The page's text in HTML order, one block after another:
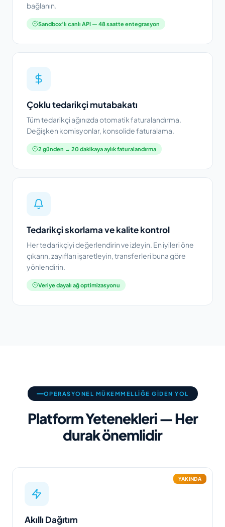
bağlanın.
Sandbox’lı canlı API — 48 saatte entegrasyon
Çoklu tedarikçi mutabakatı
Tüm tedarikçi ağınızda otomatik faturalandırma.
Değişken komisyonlar, konsolide faturalama.
2 günden → 20 dakikaya aylık faturalandırma
Tedarikçi skorlama ve kalite kontrol
Her tedarikçiyi değerlendirin ve izleyin. En iyileri öne
çıkarın, zayıfları işaretleyin, transferleri buna göre
yönlendirin.
Veriye dayalı ağ optimizasyonu
OPERASYONEL MÜKEMMELLIĞE GIDEN YOL
Platform Yetenekleri — Her
durak önemlidir
YAKINDA
Akıllı Dağıtım